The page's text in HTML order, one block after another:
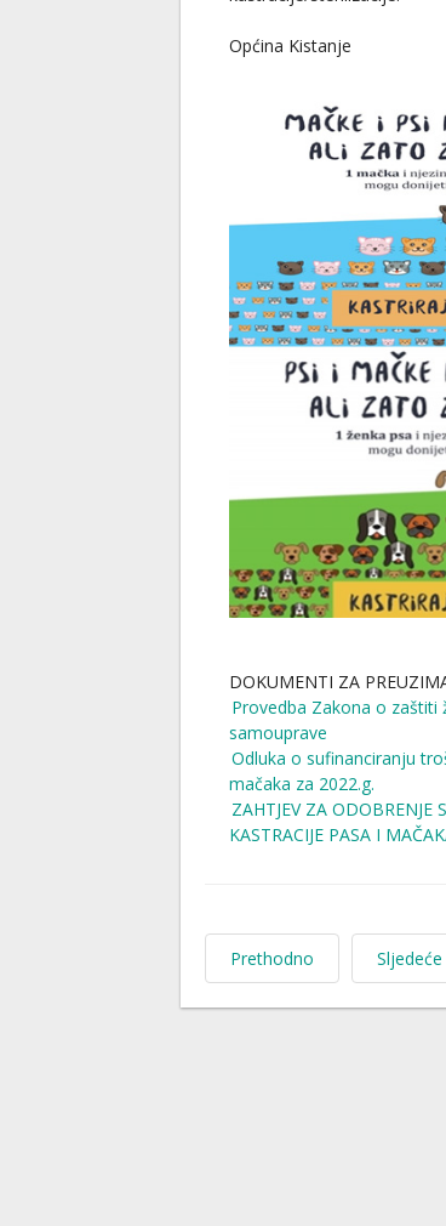
Općina Kistanje
DOKUMENTI ZA
Provedba Zakona o zaštiti
samouprave
Odluka o sufinanciranju
mačaka za 2022.g.
ZAHTJEV ZA ODOBRENJE
KASTRACIJE PASA I
Prethodno Sljedeće